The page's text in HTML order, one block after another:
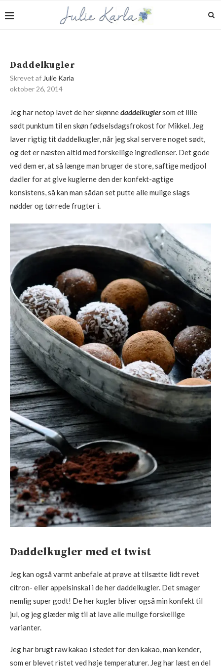
Daddelkugler
Skrevet af Julie Karla
oktober 26, 2014
Jeg har netop lavet de her skønnedaddelkuglersom et lille
sødt punktum til en skøn fødselsdagsfrokost for Mikkel. Jeg
laver rigtig tit daddelkugler, når jeg skal servere noget sødt,
og det er næsten altid med forskellige ingredienser. Det gode
ved dem er, at så længe man bruger de store, saftige medjool
dadler for at give kuglerne den der konfekt-agtige
konsistens, så kan man sådan set putte alle mulige slags
nødder og tørrede frugter i.
Daddelkugler med et twist
Jeg kan også varmt anbefale at prøve at tilsætte lidt revet
citron- eller appelsinskal i de her daddelkugler. Det smager
nemlig super godt! De her kugler bliver også min konfekt til
jul, og jeg glæder mig til at lave alle mulige forskellige
varianter.
Jeg har brugt raw kakao i stedet for den kakao, man kender,
som er blevet ristet ved høje temperaturer. Jeg har læst en del